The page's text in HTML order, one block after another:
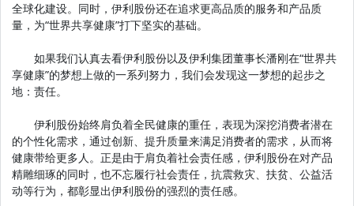
全球化建设。同时，伊利股份还在追求更高品质的服务和产品质
量，为“世界共享健康”打下坚实的基础。
如果我们认真去看伊利股份以及伊利集团董事长潘刚在“世界共
享健康”的梦想上做的一系列努力，我们会发现这一梦想的起步之
地：责任。
伊利股份始终肩负着全民健康的重任，表现为深挖消费者潜在
的个性化需求，通过创新、提升质量来满足消费者的需求，从而将
健康带给更多人。正是由于肩负着社会责任感，伊利股份在对产品
精雕细琢的同时，也不忘履行社会责任，抗震救灾、扶贫、公益活
动等行为，都彰显出伊利股份的强烈的责任感。